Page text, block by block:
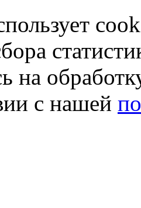
на
с нашей